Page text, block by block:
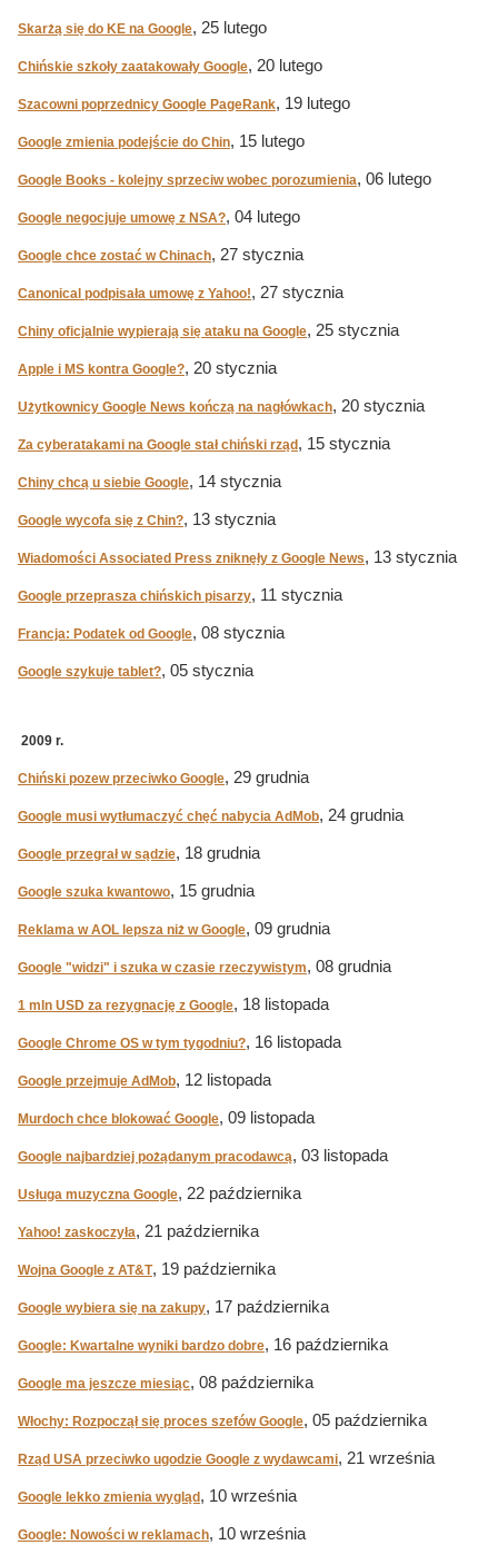
Skarżą się do KE na Google, 25 lutego
Chińskie szkoły zaatakowały Google, 20 lutego
Szacowni poprzednicy Google PageRank, 19 lutego
Google zmienia podejście do Chin, 15 lutego
Google Books - kolejny sprzeciw wobec porozumienia, 06 lutego
Google negocjuje umowę z NSA?, 04 lutego
Google chce zostać w Chinach, 27 stycznia
Canonical podpisała umowę z Yahoo!, 27 stycznia
Chiny oficjalnie wypierają się ataku na Google, 25 stycznia
Apple i MS kontra Google?, 20 stycznia
Użytkownicy Google News kończą na nagłówkach, 20 stycznia
Za cyberatakami na Google stał chiński rząd , 15 stycznia
Chiny chcą u siebie Google, 14 stycznia
Google wycofa się z Chin?, 13 stycznia
Wiadomości Associated Press zniknęły z Google News, 13 stycznia
Google przeprasza chińskich pisarzy, 11 stycznia
Francja: Podatek od Google, 08 stycznia
Google szykuje tablet?, 05 stycznia
2009 r.
Chiński pozew przeciwko Google, 29 grudnia
Google musi wytłumaczyć chęć nabycia AdMob, 24 grudnia
Google przegrał w sądzie, 18 grudnia
Google szuka kwantowo, 15 grudnia
Reklama w AOL lepsza niż w Google, 09 grudnia
Google "widzi" i szuka w czasie rzeczywistym, 08 grudnia
1 mln USD za rezygnację z Google, 18 listopada
Google Chrome OS w tym tygodniu?, 16 listopada
Google przejmuje AdMob, 12 listopada
Murdoch chce blokować Google, 09 listopada
Google najbardziej pożądanym pracodawcą, 03 listopada
Usługa muzyczna Google, 22 października
Yahoo! zaskoczyła, 21 października
Wojna Google z AT&T, 19 października
Google wybiera się na zakupy, 17 października
Google: Kwartalne wyniki bardzo dobre, 16 października
Google ma jeszcze miesiąc, 08 października
Włochy: Rozpoczął się proces szefów Google, 05 października
Rząd USA przeciwko ugodzie Google z wydawcami, 21 września
Google lekko zmienia wygląd , 10 września
Google: Nowości w reklamach, 10 września